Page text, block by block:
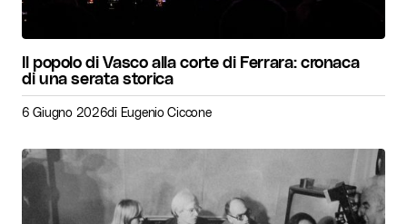
Il popolo di Vasco alla corte di Ferrara: cronaca
di una serata storica
6 Giugno 2026di Eugenio Ciccone